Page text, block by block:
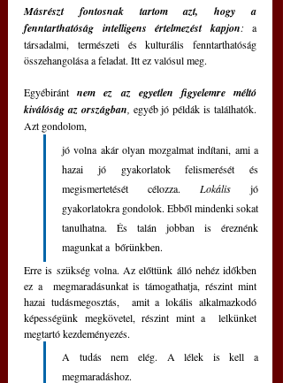
Másrészt fontosnak tartom azt, hogy a
fenntarthatóság intelligens értelmezést kapjon: a
társadalmi, természeti és kulturális fenntarthatóság
összehangolása a feladat. Itt ez valósul meg.
Egyébiránt nem ez az egyetlen figyelemre méltó
kiválóság az országban egyéb jó példák is találhatók.
Azt gondolom,
jó volna akár olyan mozgalmat indítani, ami a
hazai jó gyakorlatok felismerését és
megismertetését célozza. Lokális jó
gyakorlatokra gondolok. Ebből mindenki sokat
tanulhatna. És talán jobban is éreznénk
magunkat a  bőrünkben.
Erre is szükség volna. Az előttünk álló nehéz időkben
ez a  megmaradásunkat is támogathatja, részint mint
hazai tudásmegosztás,  amit a lokális alkalmazkodó
képességünk megkövetel, részint mint a  lelkünket
megtartó kezdeményezés.
A tudás nem elég. A lélek is kell a
megmaradáshoz.